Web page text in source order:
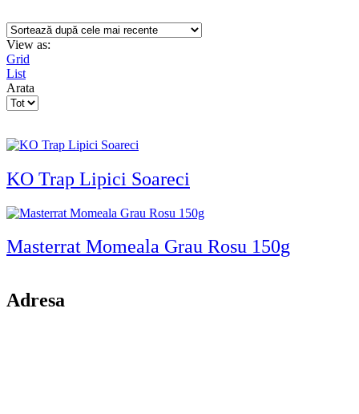
View as:
Grid
List
Arata
Products
KO Trap Lipici Soareci
Masterrat Momeala Grau Rosu 150g
Adresa